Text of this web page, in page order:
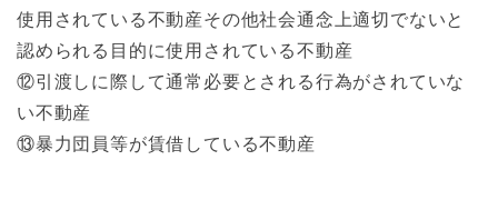
使用されている不動産その他社会通念上適切でないと
認められる目的に使用されている不動産
⑫引渡しに際して通常必要とされる行為がされていな
い不動産
⑬暴力団員等が賃借している不動産